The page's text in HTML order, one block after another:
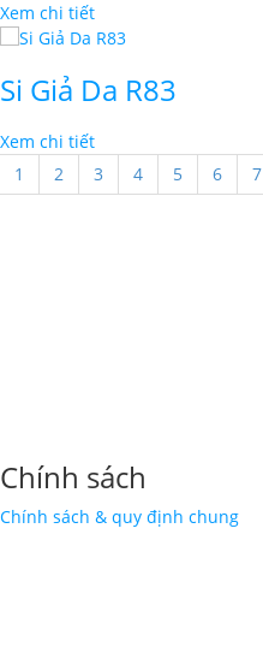
Xem chi tiết
Si Giả Da R83
Xem chi tiết
1 2 3 4 5 6 7
Chính sách
Chính sách & quy định chung